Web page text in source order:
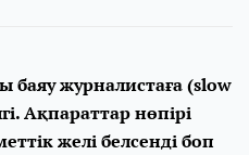
баяу журналистаға (slow
Ақпараттар нөпірі
желі белсенді боп